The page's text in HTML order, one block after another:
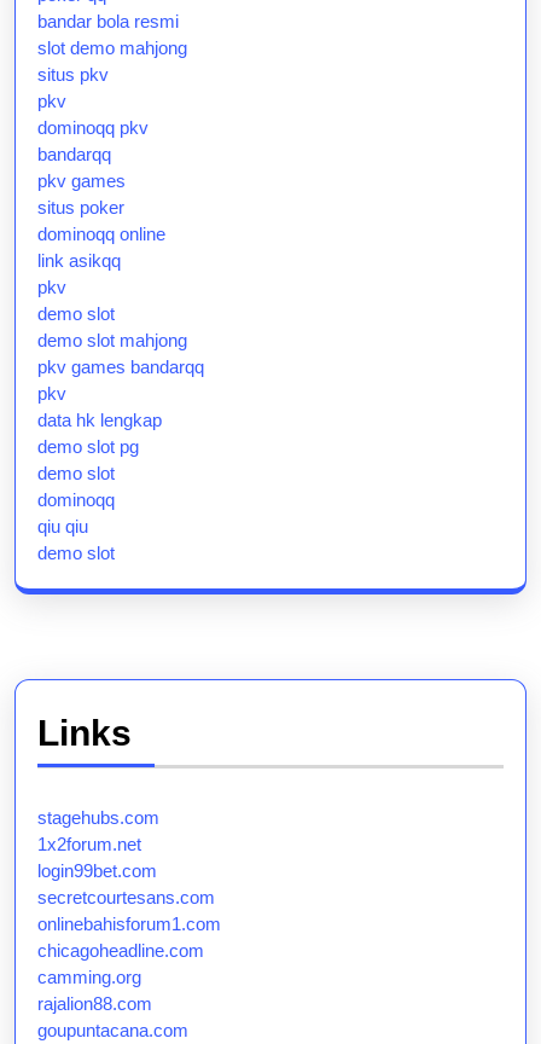
bandar bola resmi
slot demo mahjong
situs pkv
pkv
dominoqq pkv
bandarqq
pkv games
situs poker
dominoqq online
link asikqq
pkv
demo slot
demo slot mahjong
pkv games bandarqq
pkv
data hk lengkap
demo slot pg
demo slot
dominoqq
qiu qiu
demo slot
Links
stagehubs.com
1x2forum.net
login99bet.com
secretcourtesans.com
onlinebahisforum1.com
chicagoheadline.com
camming.org
rajalion88.com
goupuntacana.com